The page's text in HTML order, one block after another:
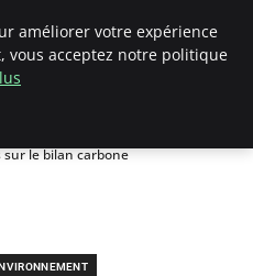
sur le bilan carbone
améliorer votre expérience
vous acceptez notre politique